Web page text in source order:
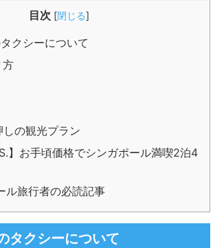
目次 [閉じる]
クシーについて
方
の観光プラン
】お手頃価格でシンガポール満喫2泊4
ル旅行者の必読記事
タクシーについて